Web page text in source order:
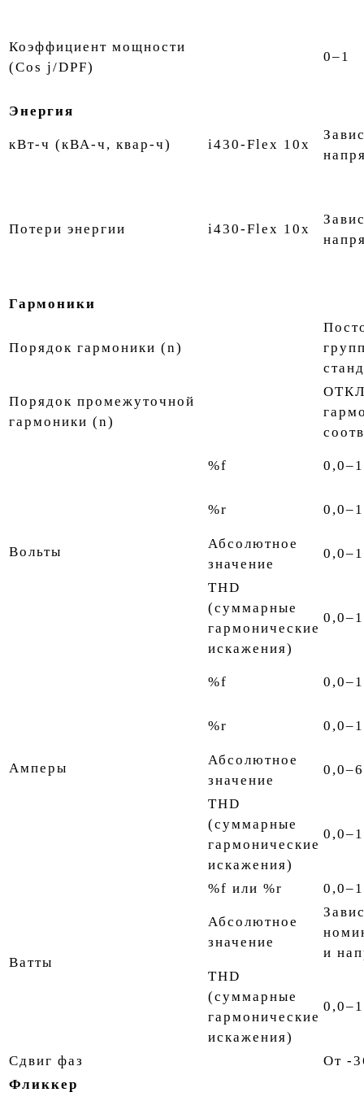
Коэффициент мощности
(Cos j/DPF)
0–1
Энергия
кВт-ч (кВА-ч, квар-ч) i430-Flex 10x
Потери энергии i430-Flex 10x
Гармоники
Порядок гармоники (n)
Порядок промежуточной
гармоники (n)
Вольты
%f
%r
Абсолютное
значение
THD
(суммарные
гармонические
искажения)
Амперы
%f
%r
Абсолютное
значение
THD
(суммарные
гармонические
искажения)
Ватты
%f или %r
Абсолютное
значение
и
THD
(суммарные
гармонические
искажения)
Сдвиг фаз
От -
Фликкер